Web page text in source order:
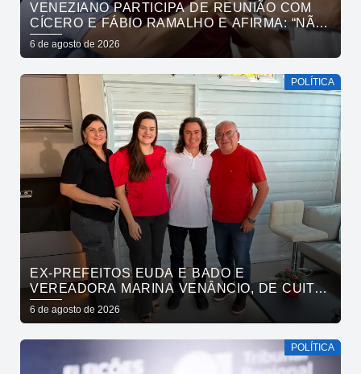
VENEZIANO PARTICIPA DE REUNIÃO COM
CÍCERO E FÁBIO RAMALHO E AFIRMA: “NÃO
ESTAMOS COMPRANDO CONSCIÊNCIAS,
MAS MOSTRANDO TRABALHO
6 de agosto de 2026
POLÍTICA
EX-PREFEITOS EUDA E BADO E
VEREADORA MARINA VENÂNCIO, DE CUITÉ,
REAFIRMAM APOIO A CÍCERO, VENEZIANO E
ANDRÉ GADELHA
6 de agosto de 2026
POLÍTICA